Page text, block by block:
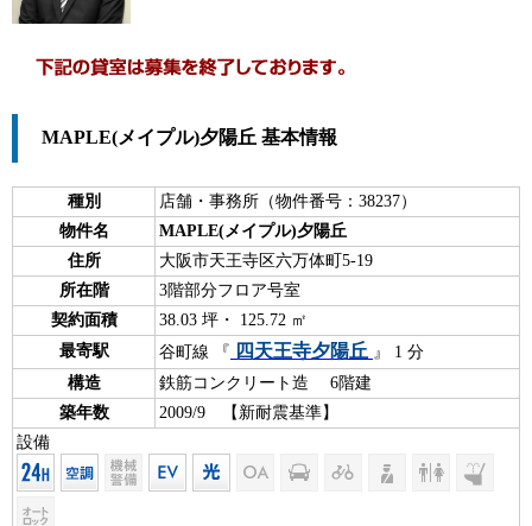
MAPLE(メイプル)夕陽丘 基本情報
種別
店舗・事務所（物件番号：38237）
物件名
MAPLE(メイプル)夕陽丘
住所
大阪市天王寺区六万体町5-19
所在階
3階部分フロア号室
契約面積
38.03 坪・ 125.72 ㎡
最寄駅
谷町線 『 四天王寺夕陽丘 』 1 分
構造
鉄筋コンクリート造 6階建
築年数
2009/9 【新耐震基準】
設備